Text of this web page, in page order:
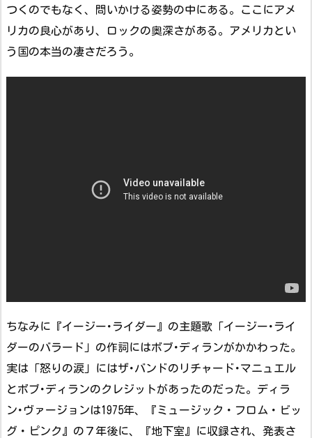
つくのでもなく、問いかける姿勢の中にある。ここにアメ
リカの良心があり、ロックの奥深さがある。アメリカとい
う国の本当の凄さだろう。
ちなみに『イージー･ライダー』の主題歌「イージー･ライ
ダーのバラード」の作詞にはボブ･ディランがかかわった。
実は「怒りの涙」にはザ･バンドのリチャード･マニュエル
とボブ･ディランのクレジットがあったのだった。ディラ
ン･ヴァージョンは1975年、『ミュージック・フロム・ビッ
グ・ピンク』の７年後に、『地下室』に収録され、発表さ